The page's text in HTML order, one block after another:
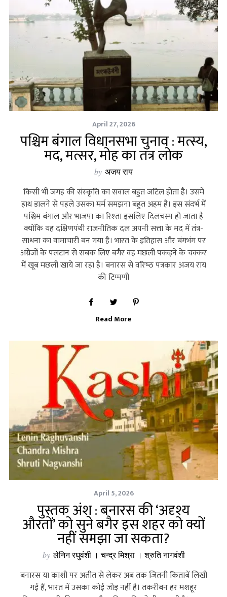
April 27, 2026
पश्चिम बंगाल विधानसभा चुनाव : मत्स्य,
मद, मत्सर, मोह का तंत्र लोक
by अजय राय
किसी भी जगह की संस्‍कृति का सवाल बहुत जटिल होता है। उसमें
हाथ डालने से पहले उसका मर्म समझना बहुत अहम है। इस संदर्भ में
पश्चिम बंगाल और भाजपा का रिश्‍ता इसलिए दिलचस्‍प हो जाता है
क्‍योंकि यह दक्षिणपंथी राजनीतिक दल अपनी सत्ता के मद में तंत्र-
साधना का वामाचारी बन गया है। भारत के इतिहास और बंगभंग पर
अंग्रेजों के पलटान से सबक लिए बगैर वह मछली पकड़ने के चक्‍कर
में खूब मछली खाये जा रहा है। बनारस से वरिष्‍ठ पत्रकार अजय राय
की टिप्‍पणी
Read More
April 5, 2026
पुस्तक अंश : बनारस की ‘अदृश्य
औरतों’ को सुने बगैर इस शहर को क्यों
नहीं समझा जा सकता?
by लेनिन रघुवंशी । चन्द्र मिश्रा । श्रुति नागवंशी
बनारस या काशी पर अतीत से लेकर अब तक जितनी किताबें लिखी
गई हैं, भारत में उसका कोई जोड़ नहीं है। तकरीबन हर मशहूर